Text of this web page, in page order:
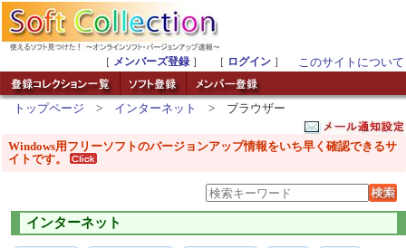
［ メンバーズ登録 ］ ［ ログイン ］ このサイトについて
トップページ > インターネット > ブラウザー
Windows用フリーソフトのバージョンアップ情報をいち早く確認できるサ
イトです。
インターネット